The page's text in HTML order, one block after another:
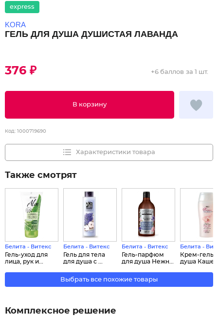
express
KORA
ГЕЛЬ ДЛЯ ДУША ДУШИСТАЯ ЛАВАНДА
376 ₽
В корзину
+6 баллов за 1 шт.
Код: 1000719690
Характеристики товара
Также смотрят
Белита - Витекс
Гель-уход для
лица, рук и...
Белита - Витекс
Гель для тела
для душа с ...
Белита - Витекс
Гель-парфюм
для душа Нежн...
Белита -
Крем-гель
душа
Выбрать все похожие товары
Комплексное решение